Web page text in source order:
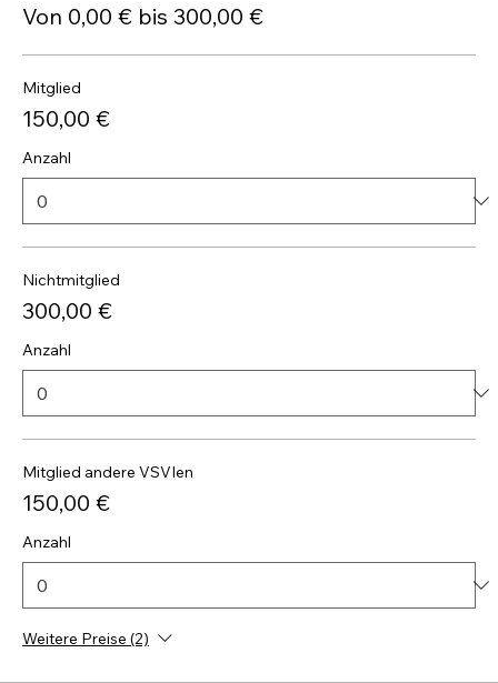
Von 0,00 € bis 300,00 €
Mitglied
150,00 €
Anzahl
Nichtmitglied
300,00 €
Anzahl
Mitglied andere VSVIen
150,00 €
Anzahl
Weitere Preise (2)